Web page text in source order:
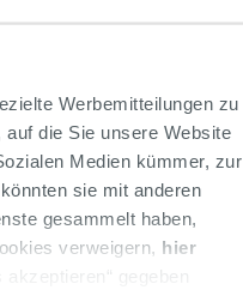
Werbemitteilungen zu
die Sie unsere Website
Medien kümmer, zur
sie mit anderen
gesammelt haben,
verweigern, hier
gegeben
HINZUFÜGEN